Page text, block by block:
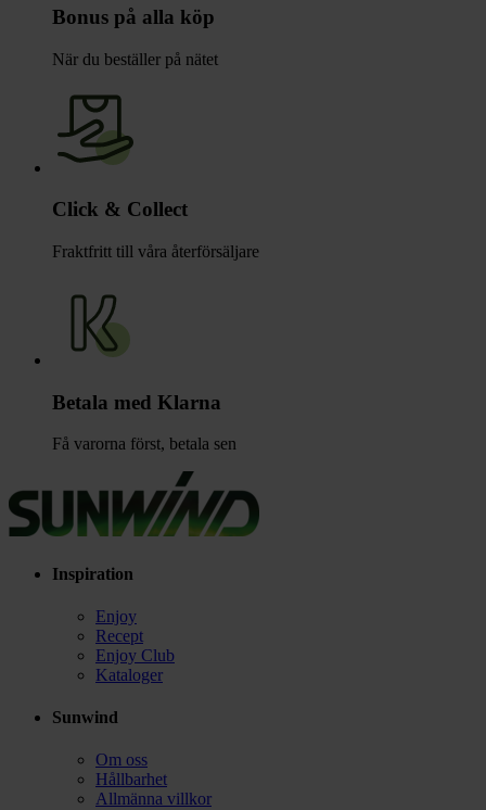
Bonus på alla köp
När du beställer på nätet
Click & Collect
Fraktfritt till våra återförsäljare
Betala med Klarna
Få varorna först, betala sen
Inspiration
Enjoy
Recept
Enjoy Club
Kataloger
Sunwind
Om oss
Hållbarhet
Allmänna villkor